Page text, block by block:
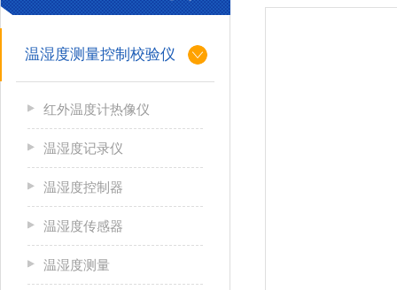
温湿度测量控制校验仪
红外温度计热像仪
温湿度记录仪
温湿度控制器
温湿度传感器
温湿度测量